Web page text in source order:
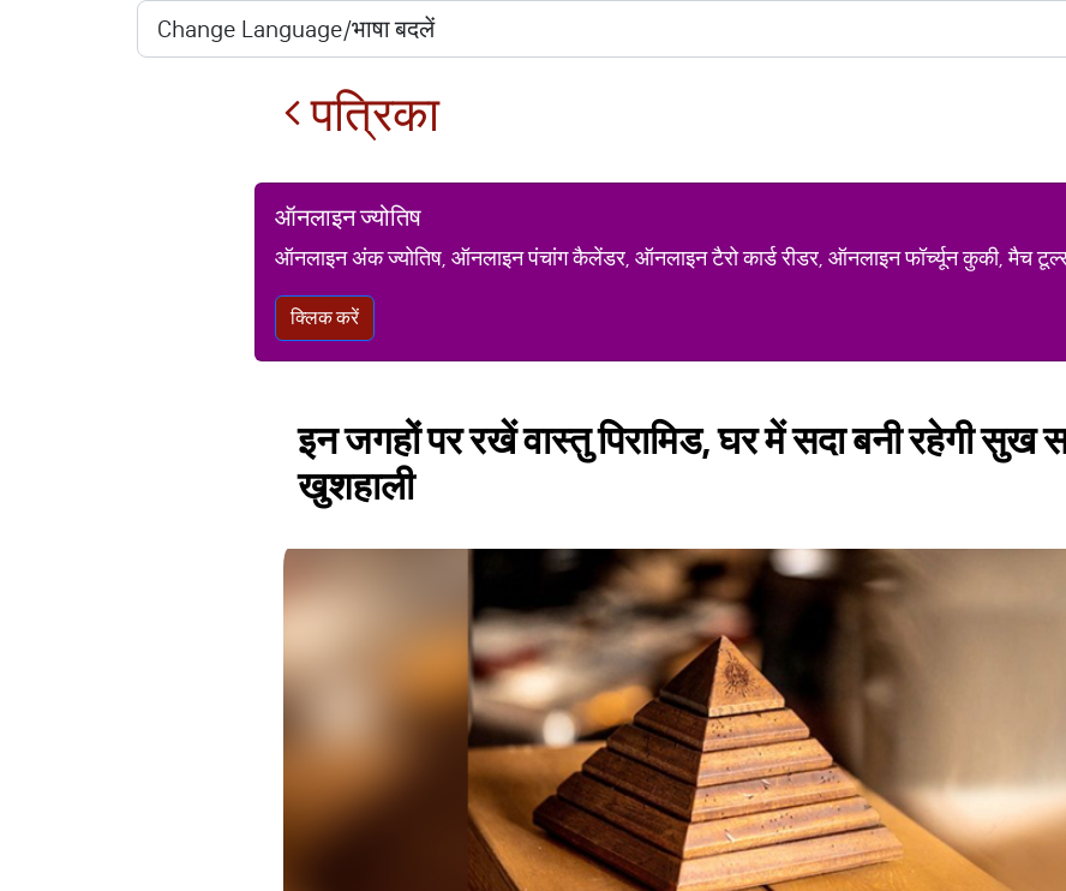
पत्रिका
ऑनलाइन ज्योतिष
ऑनलाइन अंक ज्योतिष, ऑनलाइन पंचांग कैलेंडर, ऑनलाइन टैरो कार्ड रीडर, ऑनलाइन फॉर्च्यून कुकी, मैच
क्लिक करें
इन जगहों पर रखें वास्तु पिरामिड, घर में सदा बनी रहेगी सुख
खुशहाली